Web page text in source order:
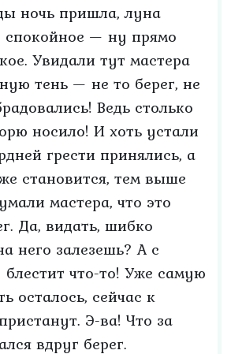
ночь пришла, луна
спокойное — ну прямо
Увидали тут мастера
тень — не то берег, не
Ведь столько
носило! И хоть устали
грести принялись, а
становится, тем выше
мастера, что это
Да, видать, шибко
него залезешь? А с
блестит что-то! Уже самую
осталось, сейчас к
Э-ва! Что за
вдруг берег.